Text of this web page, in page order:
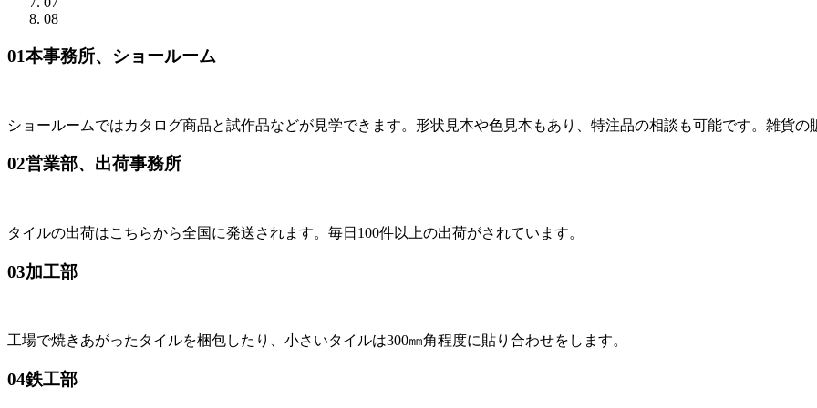
08
01本事務所、ショールーム
ショールームではカタログ商品と試作品などが見学できます。形状見本や色見本もあり、特注品の相談も可能です。雑貨の
02営業部、出荷事務所
タイルの出荷はこちらから全国に発送されます。毎日100件以上の出荷がされています。
03加工部
工場で焼きあがったタイルを梱包したり、小さいタイルは300㎜角程度に貼り合わせをします。
04鉄工部